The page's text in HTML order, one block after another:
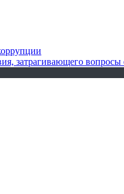
затрагивающего